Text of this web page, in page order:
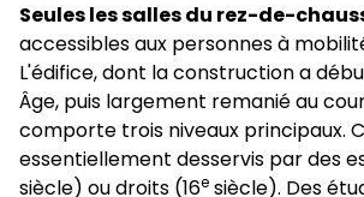
Seules les salles du rez-de-
accessibles aux personnes à
L'édifice, dont la construction a
Âge, puis largement remanié au
comporte trois niveaux principaux.
essentiellement desservis par des
siècle) ou droits (16e siècle). Des